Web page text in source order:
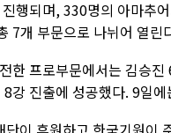
행되며, 330명의 아마추
7개 부문으로 나뉘어 열린
한 프로부문에서는 김승
강 진출에 성공했다. 9일